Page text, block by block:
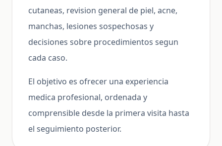
cutaneas, revision general de piel, acne,
manchas, lesiones sospechosas y
decisiones sobre procedimientos segun
cada caso.
El objetivo es ofrecer una experiencia
medica profesional, ordenada y
comprensible desde la primera visita hasta
el seguimiento posterior.